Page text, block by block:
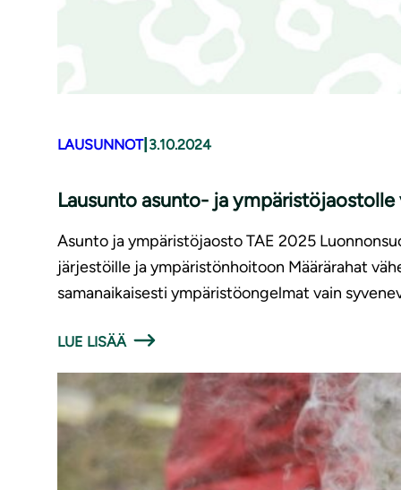
LAUSUNNOT| 3.10.2024
Lausunto asunto- ja
Asunto ja ympäristöjaosto TAE 2025
järjestöille ja ympäristönhoitoon Määrärahat
samanaikaisesti ympäristöongelmat vain
LUE LISÄÄ